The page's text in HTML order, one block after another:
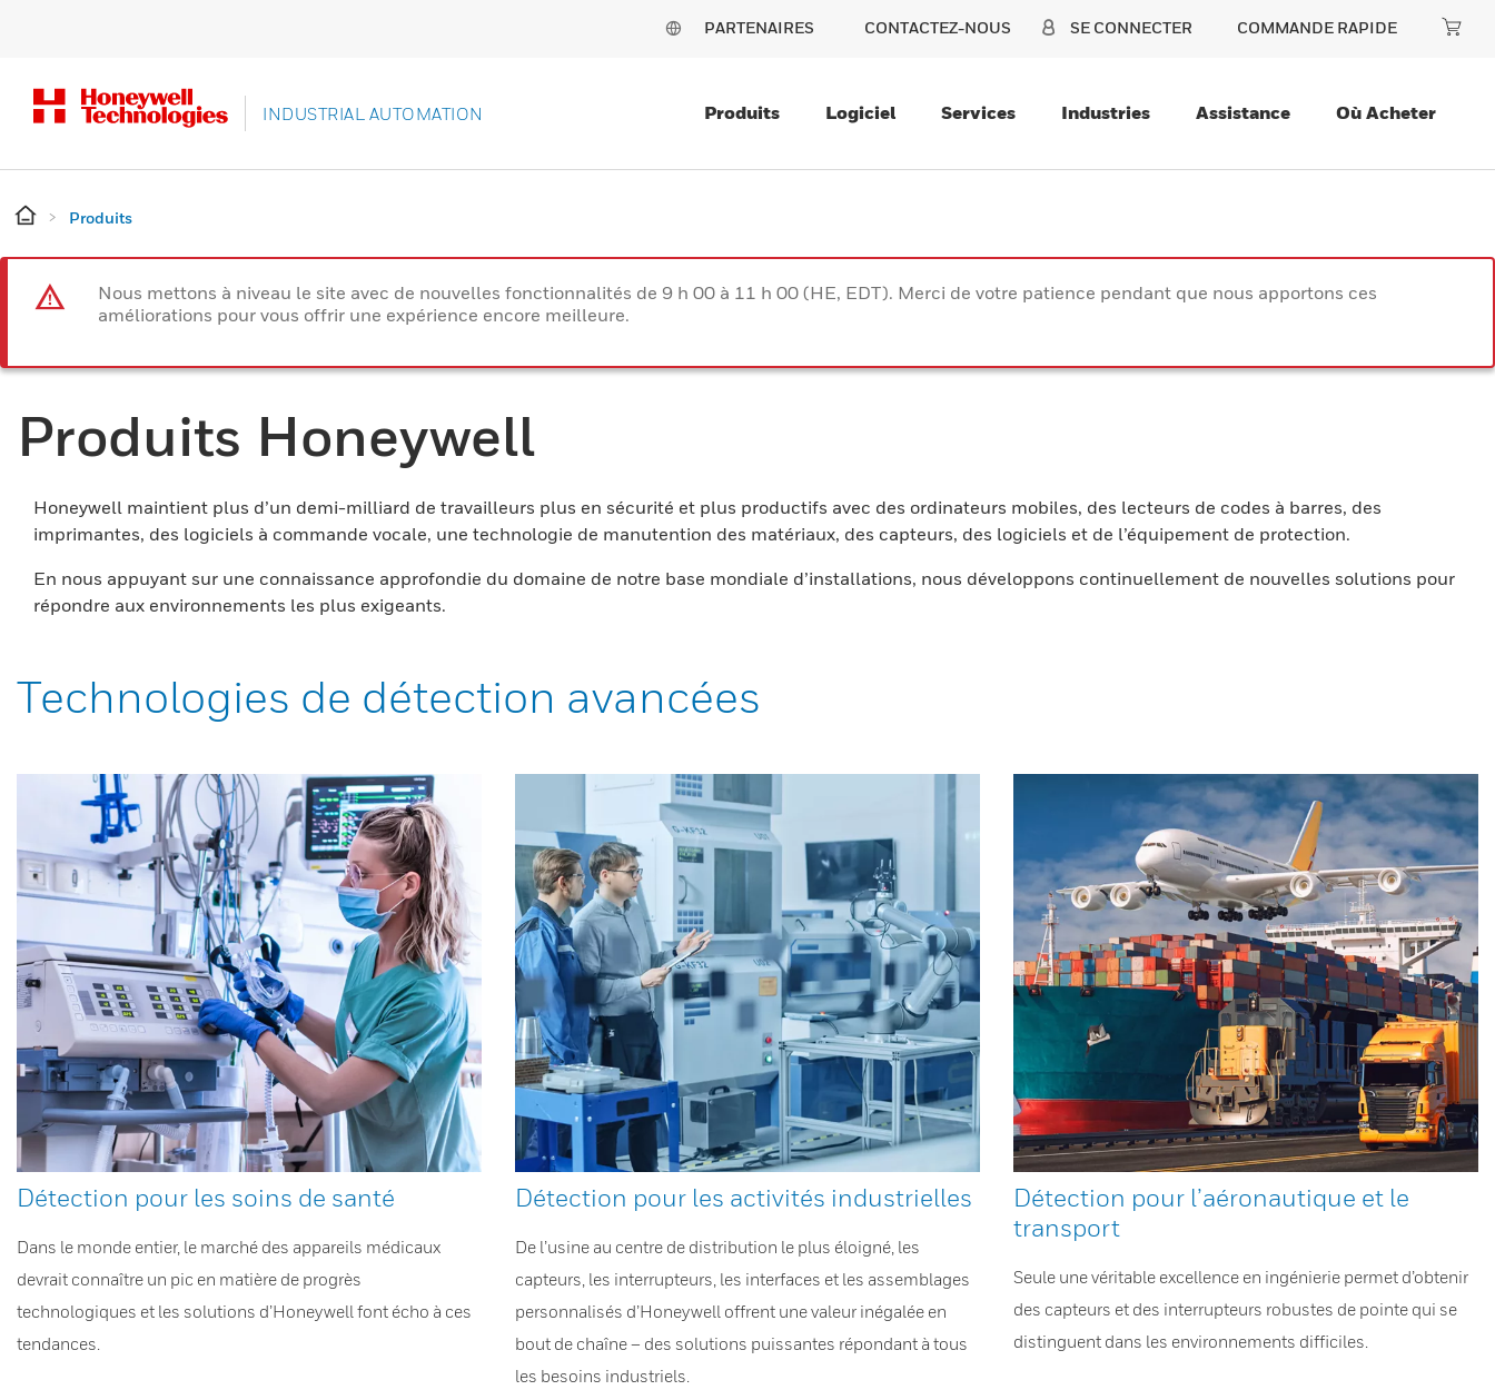
PARTENAIRES CONTACTEZ-NOUS SE CONNECTER COMMANDE RAPIDE
INDUSTRIAL AUTOMATION Produits Logiciel Services Industries Assistance Où Acheter
Produits
Nous mettons à niveau le site avec de nouvelles fonctionnalités de 9 h 00 à 11 h 00 (HE, EDT). Merci de votre patience pendant que nous apportons ces
améliorations pour vous offrir une expérience encore meilleure.
Produits Honeywell
Honeywell maintient plus d’un demi-milliard de travailleurs plus en sécurité et plus productifs avec des ordinateurs mobiles, des lecteurs de codes à barres, des
imprimantes, des logiciels à commande vocale, une technologie de manutention des matériaux, des capteurs, des logiciels et de l’équipement de protection.
En nous appuyant sur une connaissance approfondie du domaine de notre base mondiale d’installations, nous développons continuellement de nouvelles solutions pour
répondre aux environnements les plus exigeants.
Technologies de détection avancées
Détection pour les soins de santé
Dans le monde entier, le marché des appareils médicaux
devrait connaître un pic en matière de progrès
technologiques et les solutions d’Honeywell font écho à ces
tendances.
Détection pour les activités industrielles
De l’usine au centre de distribution le plus éloigné, les
capteurs, les interrupteurs, les interfaces et les assemblages
personnalisés d’Honeywell offrent une valeur inégalée en
bout de chaîne – des solutions puissantes répondant à tous
les besoins industriels.
Détection pour l’aéronautique et le
transport
Seule une véritable excellence en ingénierie permet d’obtenir
des capteurs et des interrupteurs robustes de pointe qui se
distinguent dans les environnements difficiles.